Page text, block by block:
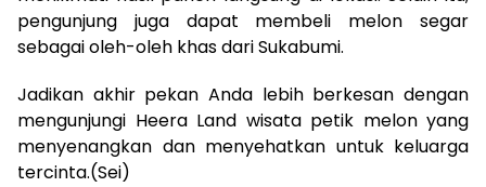
pengunjung juga dapat membeli melon segar
sebagai oleh-oleh khas dari Sukabumi.
Jadikan akhir pekan Anda lebih berkesan dengan
mengunjungi Heera Land wisata petik melon yang
menyenangkan dan menyehatkan untuk keluarga
tercinta.(Sei)